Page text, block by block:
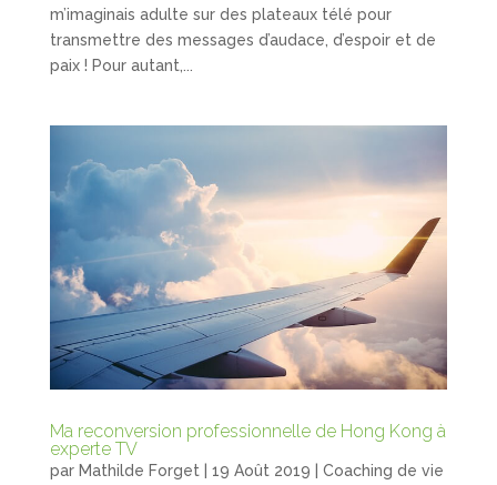
m’imaginais adulte sur des plateaux télé pour
transmettre des messages d’audace, d’espoir et de
paix ! Pour autant,...
Ma reconversion professionnelle de Hong Kong à
experte TV
par Mathilde Forget 19 Août 2019
Coaching de vie